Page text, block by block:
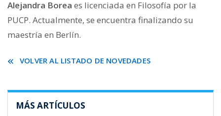
Alejandra Borea es licenciada en Filosofía por la
PUCP. Actualmente, se encuentra finalizando su
maestría en Berlín.
VOLVER AL LISTADO DE NOVEDADES
MÁS ARTÍCULOS